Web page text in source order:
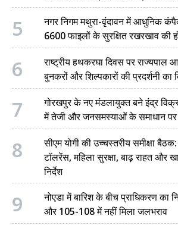
5
नगर निगम मथुरा-वृंदावन में आधुनिक
6600 फाइलों के सुरक्षित रखरखाव की
6
राष्ट्रीय हथकरघा दिवस पर राज्यपाल
बुनकरों और शिल्पकारों की प्रदर्शनी
7
गोरखपुर के नए मंडलायुक्त बने इंद्र
में तेजी और जनसमस्याओं के समाधान पर
8
सीएम योगी की उच्चस्तरीय समीक्षा
टॉलरेंस, महिला सुरक्षा, बाढ़ राहत और
निर्देश
9
नोएडा में बारिश के बीच प्राधिकरण का
और 105-108 में नहीं मिला जलभराव